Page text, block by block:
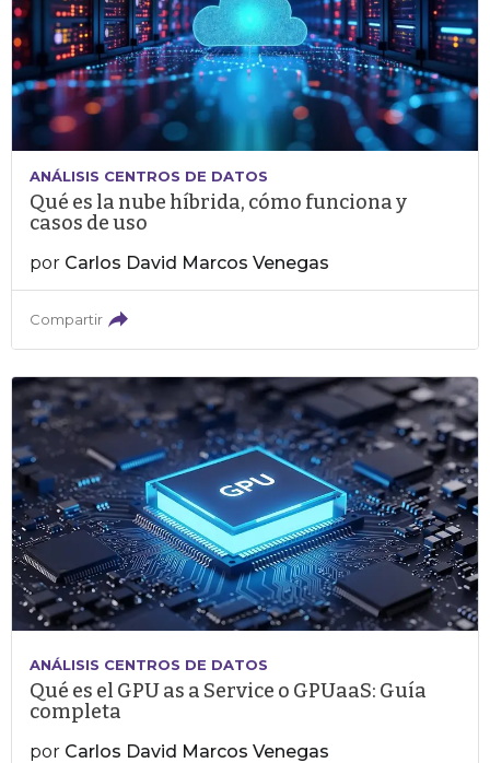
ANÁLISIS CENTROS DE DATOS
Qué es la nube híbrida, cómo funciona y
casos de uso
por Carlos David Marcos Venegas
Compartir
ANÁLISIS CENTROS DE DATOS
Qué es el GPU as a Service o GPUaaS: Guía
completa
por Carlos David Marcos Venegas